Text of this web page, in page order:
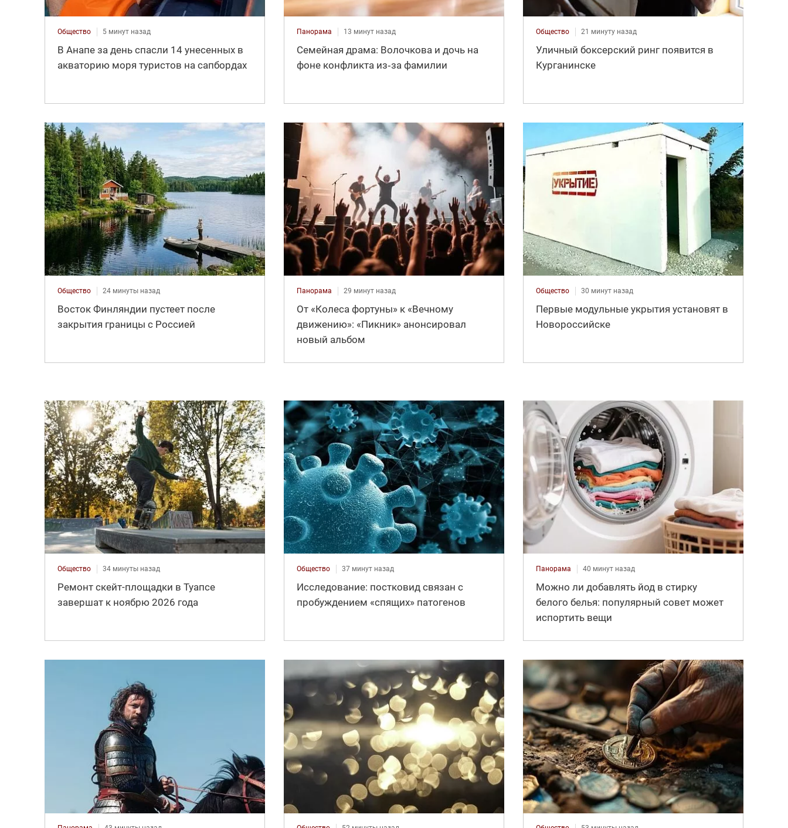
Общество 5 минут назад
В Анапе за день спасли 14 унесенных в
акваторию моря туристов на сапбордах
Панорама 13 минут назад
Семейная драма: Волочкова и дочь на
фоне конфликта из‑за фамилии
Общество 21 минуту назад
Уличный боксерский ринг появится в
Курганинске
Общество 24 минуты назад
Восток Финляндии пустеет после
закрытия границы с Россией
Панорама 29 минут назад
От «Колеса фортуны» к «Вечному
движению»: «Пикник» анонсировал
новый альбом
Общество 30 минут назад
Первые модульные укрытия установят в
Новороссийске
Общество 34 минуты назад
Ремонт скейт-площадки в Туапсе
завершат к ноябрю 2026 года
Общество 37 минут назад
Исследование: постковид связан с
пробуждением «спящих» патогенов
Панорама 40 минут назад
Можно ли добавлять йод в стирку
белого белья: популярный совет может
испортить вещи